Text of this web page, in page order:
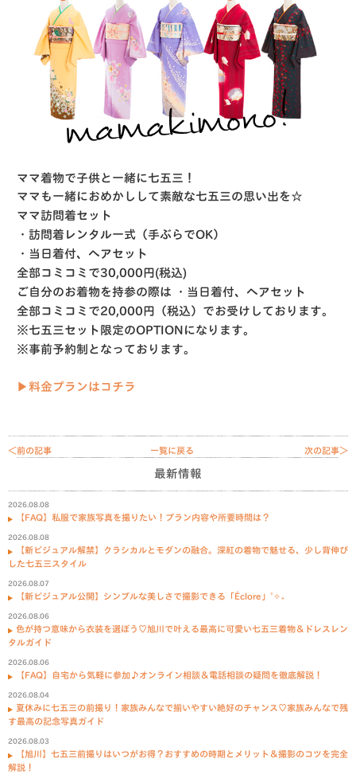
ママ着物で子供と一緒に七五三！
ママも一緒におめかしして素敵な七五三の思い出を☆
ママ訪問着セット
・訪問着レンタル一式（手ぶらでOK）
・当日着付、ヘアセット
全部コミコミで30,000円(税込)
ご自分のお着物を持参の際は ・当日着付、ヘアセット
全部コミコミで20,000円（税込） でお受けしております。
※七五三セット限定のOPTIONになります。
※事前予約制となっております。
▶料金プランはコチラ
＜前の記事 次の記事＞
一覧に戻る
最新情報
2026.08.08
【FAQ】私服で家族写真を撮りたい！プラン内容や所要時間は？
2026.08.08
【新ビジュアル解禁】クラシカルとモダンの融合。深紅の着物で魅せる、少し背伸び
した七五三スタイル
2026.08.07
【新ビジュアル公開】シンプルな美しさで撮影できる「Éclore」˚✧₊
2026.08.06
色が持つ意味から衣装を選ぼう♡旭川で叶える最高に可愛い七五三着物＆ドレスレン
タルガイド
2026.08.06
【FAQ】自宅から気軽に参加♪オンライン相談＆電話相談の疑問を徹底解説！
2026.08.04
夏休みに七五三の前撮り！家族みんなで揃いやすい絶好のチャンス♡家族みんなで残
す最高の記念写真ガイド
2026.08.03
【旭川】七五三前撮りはいつがお得？おすすめの時期とメリット＆撮影のコツを完全
解説！